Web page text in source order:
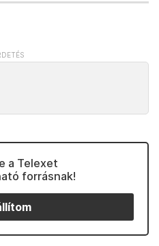
a Telexet
forrásnak!